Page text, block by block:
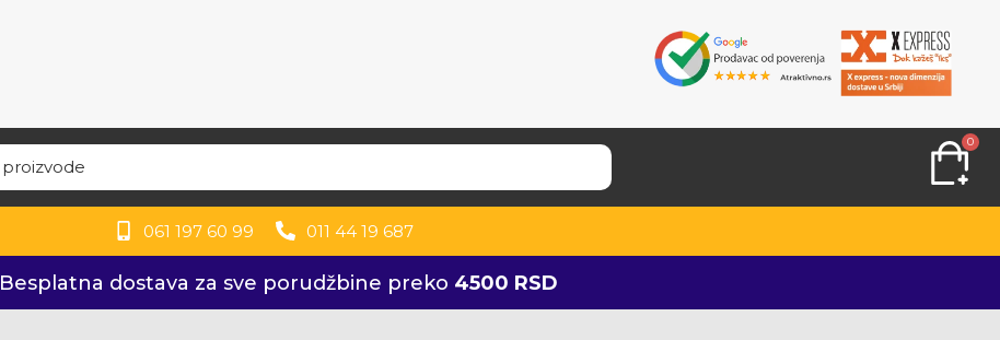
0
061 197 60 99 011 44 19 687
Besplatna dostava za sve porudžbine preko 4500 RSD